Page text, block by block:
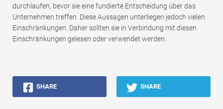
durchlaufen, bevor sie eine fundierte Entscheidung über das
Unternehmen treffen. Diese Aussagen unterliegen jedoch vielen
Einschränkungen. Daher sollten sie in Verbindung mit diesen
Einschränkungen gelesen oder verwendet werden.
SHARE SHARE